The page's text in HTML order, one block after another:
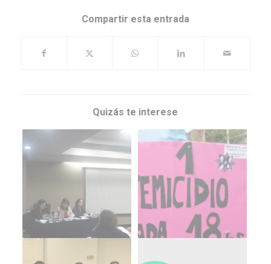
Compartir esta entrada
Quizás te interese